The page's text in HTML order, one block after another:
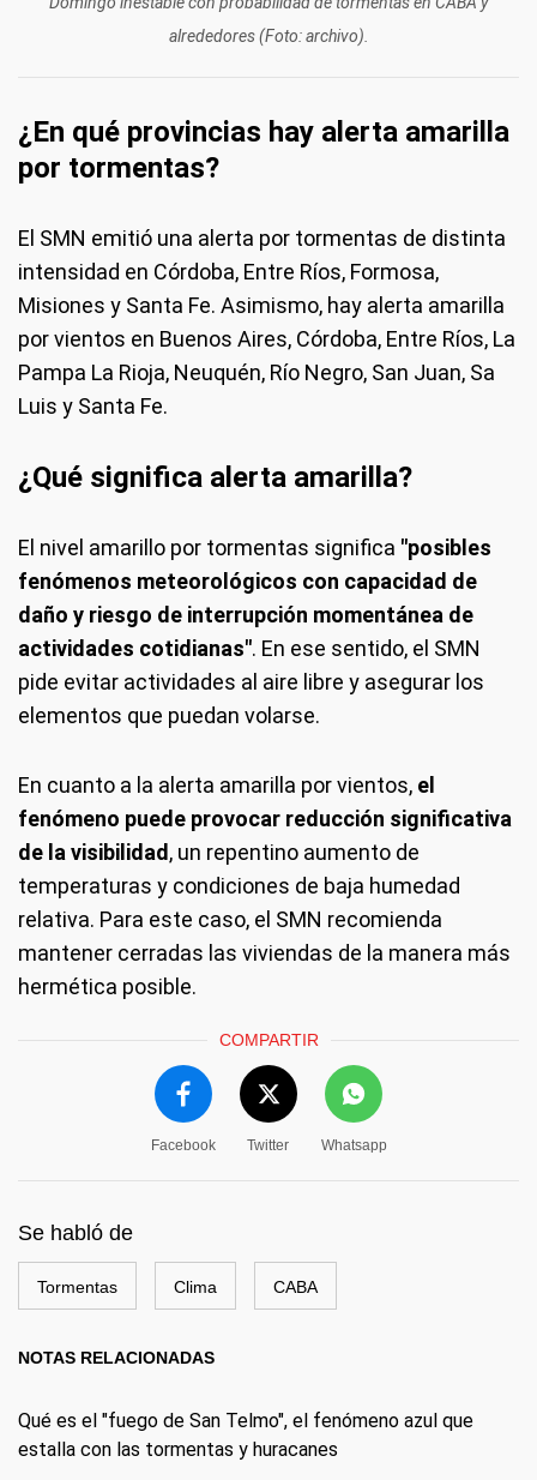
alrededores (Foto: archivo).
¿En qué provincias hay alerta amarilla
por tormentas?
El SMN emitió una alerta por tormentas de distinta
intensidad en Córdoba, Entre Ríos, Formosa,
Misiones y Santa Fe. Asimismo, hay alerta amarilla
por vientos en Buenos Aires, Córdoba, Entre Ríos, La
Pampa La Rioja, Neuquén, Río Negro, San Juan, Sa
Luis y Santa Fe.
¿Qué significa alerta amarilla?
El nivel amarillo por tormentas significa "posibles
fenómenos meteorológicos con capacidad de
daño y riesgo de interrupción momentánea de
actividades cotidianas". En ese sentido, el SMN
pide evitar actividades al aire libre y asegurar los
elementos que puedan volarse.
En cuanto a la alerta amarilla por vientos, el
fenómeno puede provocar reducción significativa
de la visibilidad , un repentino aumento de
temperaturas y condiciones de baja humedad
relativa. Para este caso, el SMN recomienda
mantener cerradas las viviendas de la manera más
hermética posible.
COMPARTIR
Facebook Twitter Whatsapp
Se habló de
Tormentas Clima CABA
NOTAS RELACIONADAS
Qué es el "fuego de San Telmo", el fenómeno azul que
estalla con las tormentas y huracanes